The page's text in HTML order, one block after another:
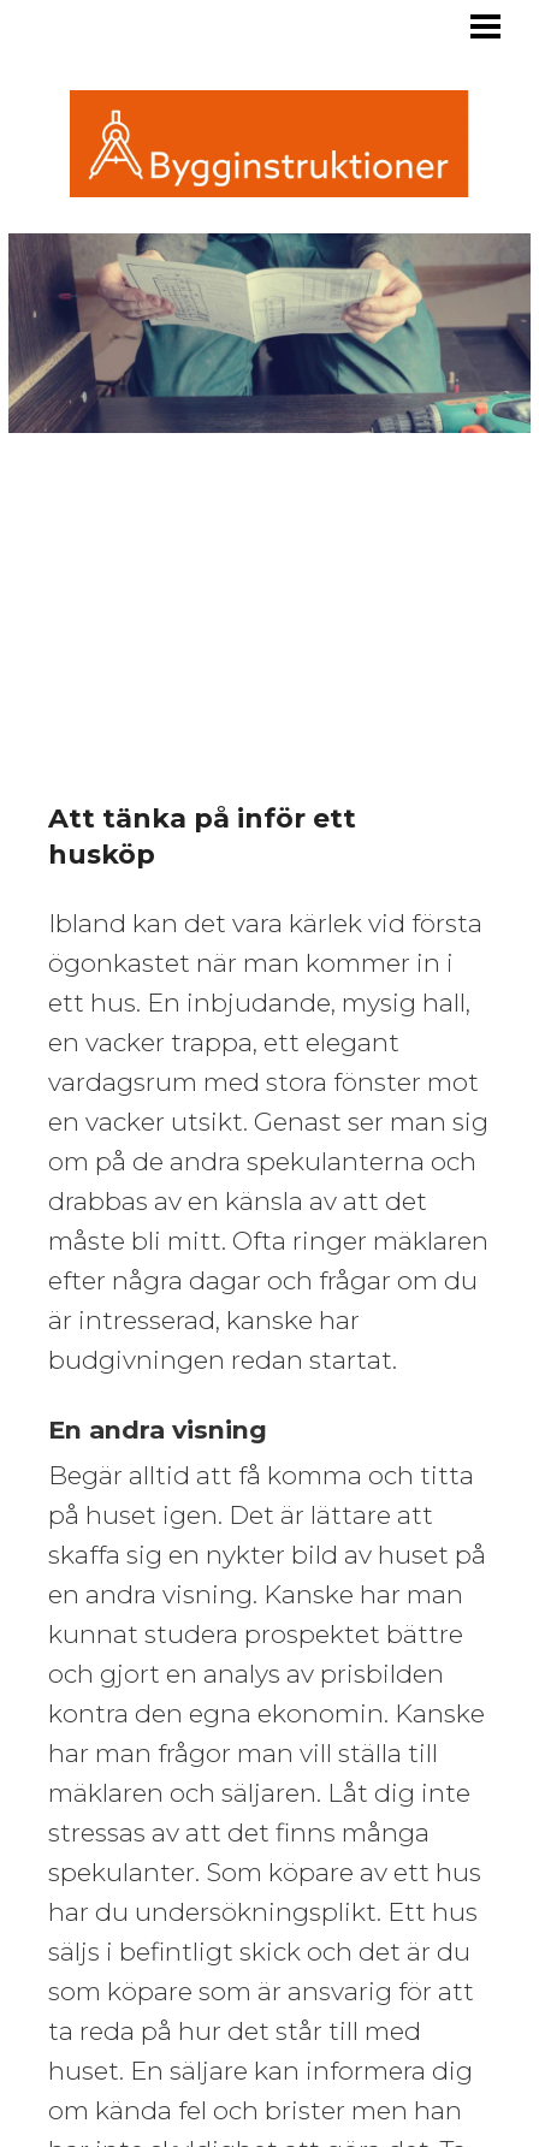
ATTEFALL ELLER FRIGGEBOD
INREDA EN FRIGGEBOD
Att tänka på inför ett
husköp
Ibland kan det vara kärlek vid första
ögonkastet när man kommer in i
ett hus. En inbjudande, mysig hall,
en vacker trappa, ett elegant
vardagsrum med stora fönster mot
en vacker utsikt. Genast ser man sig
om på de andra spekulanterna och
drabbas av en känsla av att det
måste bli mitt. Ofta ringer mäklaren
efter några dagar och frågar om du
är intresserad, kanske har
budgivningen redan startat.
En andra visning
Begär alltid att få komma och titta
på huset igen. Det är lättare att
skaffa sig en nykter bild av huset på
en andra visning. Kanske har man
kunnat studera prospektet bättre
och gjort en analys av prisbilden
kontra den egna ekonomin. Kanske
har man frågor man vill ställa till
mäklaren och säljaren. Låt dig inte
stressas av att det finns många
spekulanter. Som köpare av ett hus
har du undersökningsplikt. Ett hus
säljs i befintligt skick och det är du
som köpare som är ansvarig för att
ta reda på hur det står till med
huset. En säljare kan informera dig
om kända fel och brister men han